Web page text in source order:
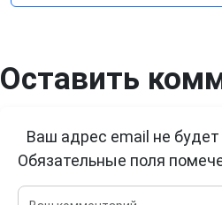
Оставить
Ваш адрес email не будет
Обязательные поля